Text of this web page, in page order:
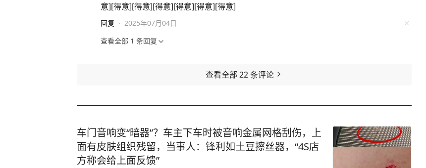
意][得意][得意][得意][得意][得意][得意]
回复 · 2025年07月04日
查看全部 1 条回复
查看全部 22条评论
车门音响变“暗器”？车主下车时被音响金属网格刮伤，上
面有皮肤组织残留，当事人：锋利如土豆擦丝器，“4S店
方称会给上面反馈”